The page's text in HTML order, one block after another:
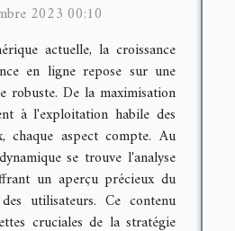
2023 00:10
actuelle, la croissance
en ligne repose sur une
robuste. De la maximisation
à l'exploitation habile des
chaque aspect compte. Au
se trouve l'analyse
un aperçu précieux du
utilisateurs. Ce contenu
cruciales de la stratégie